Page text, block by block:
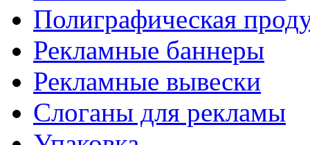
Полиграфическая
Рекламные баннеры
Рекламные вывески
Слоганы для рекламы